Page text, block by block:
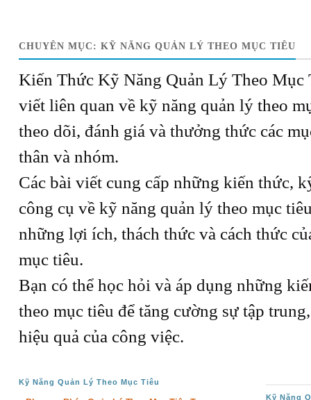
CHUYÊN MỤC: KỸ NĂNG QUẢN LÝ THEO MỤC TIÊU
Kiến Thức Kỹ Năng Quản Lý Theo Mục
viết liên quan về kỹ năng quản lý theo
theo dõi, đánh giá và thưởng thức các
thân và nhóm.
Các bài viết cung cấp những kiến thức,
công cụ về kỹ năng quản lý theo mục
những lợi ích, thách thức và cách thức
mục tiêu.
Bạn có thể học hỏi và áp dụng những
theo mục tiêu để tăng cường sự tập
hiệu quả của công việc.
Kỹ Năng Quản Lý Theo Mục Tiêu
Kỹ Năng